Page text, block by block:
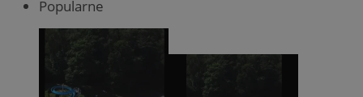
Popularne